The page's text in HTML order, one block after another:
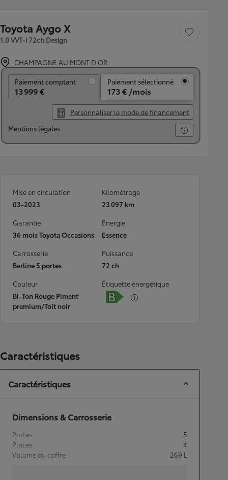
Toyota Aygo X
1.0 VVT-i 72ch Design
Sauvegarder le
CHAMPAGNE AU MONT D OR
Paiement comptant
13 999 €
Paiement sélectionné
173 € /mois
Personnaliser le mode de financement
Mentions légales
Mise en circulation
03-2023
Kilométrage
23 097 km
Garantie
36 mois Toyota Occasions
Energie
Essence
Carrosserie
Berline 5 portes
Puissance
72 ch
Couleur
Bi-Ton Rouge Piment
premium/Toit noir
Étiquette énergétique
Caractéristiques
Caractéristiques
Dimensions & Carrosserie
Portes
5
Places
4
Volume du coffre
269 L